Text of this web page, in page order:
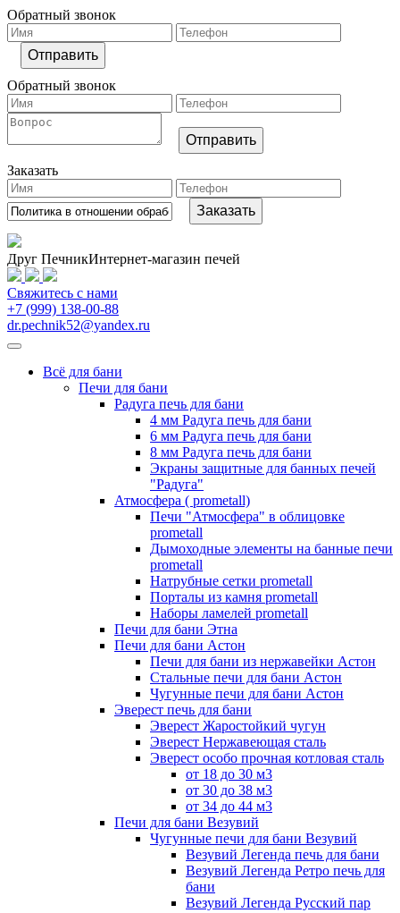
Обратный звонок
Обратный звонок
Заказать
Друг ПечникИнтернет-магазин печей
Свяжитесь с нами
+7 (999) 138-00-88
dr.pechnik52@yandex.ru
Всё для бани
Печи для бани
Радуга печь для бани
4 мм Радуга печь для бани
6 мм Радуга печь для бани
8 мм Радуга печь для бани
Экраны защитные для банных печей
"Радуга"
Атмосфера ( prometall)
Печи "Атмосфера" в облицовке
prometall
Дымоходные элементы на банные печи
prometall
Натрубные сетки prometall
Порталы из камня prometall
Наборы ламелей prometall
Печи для бани Этна
Печи для бани Астон
Печи для бани из нержавейки Астон
Стальные печи для бани Астон
Чугунные печи для бани Астон
Эверест печь для бани
Эверест Жаростойкий чугун
Эверест Нержавеющая сталь
Эверест особо прочная котловая сталь
от 18 до 30 м3
от 30 до 38 м3
от 34 до 44 м3
Печи для бани Везувий
Чугунные печи для бани Везувий
Везувий Легенда печь для бани
Везувий Легенда Ретро печь для
бани
Везувий Легенда Русский пар